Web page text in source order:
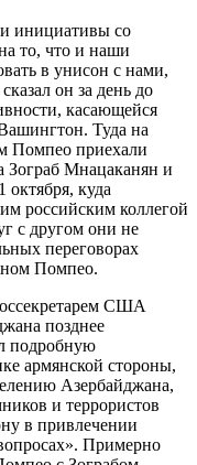
инициативы со
то, что и наши
в унисон с нами,
он за день до
касающейся
Туда на
Помпео приехали
Мнацаканян и
куда
российским коллегой
с другом они не
переговорах
Помпео.
США
позднее
подробную
армянской стороны,
Азербайджана,
и террористов
в привлечении
Примерно